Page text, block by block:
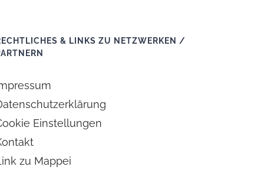
& LINKS ZU NETZWERKEN /
Einstellungen
zu Mappei